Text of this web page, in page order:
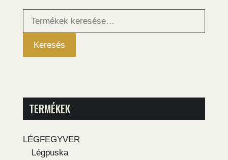
következőre:
Keresés
TERMÉKEK
LÉGFEGYVER
Légpuska